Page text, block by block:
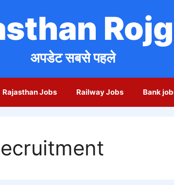
अपडेट सबसे पहले
Rajasthan Jobs Railway Jobs Bank